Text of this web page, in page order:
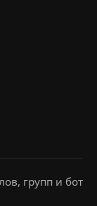
групп и бот